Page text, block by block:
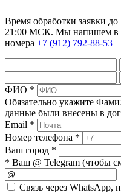
Время обработки заявки
21:00 МСК. Мы напишем в
номера +7 (912) 792-88-53
ФИО *
Обязательно укажите
данные были внесены в
Email *
Номер телефона *
Ваш город *
* Ваш @ Telegram (чтобы
Cвязь через WhatsApp,